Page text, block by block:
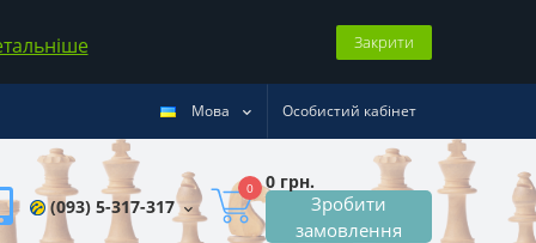
Закрити
Мова Особистий кабінет
(093) 5-317-317
0 0 грн.
Зробити
замовлення